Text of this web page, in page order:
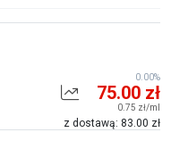
75.00 zł
0.75 zł/ml
z dostawą: 83.00 zł
0.00%